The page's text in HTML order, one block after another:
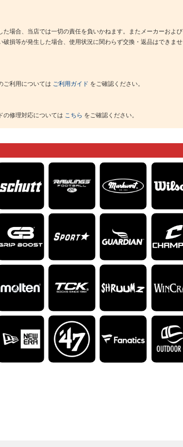
場合、当店では一切の責任を負いかねます。またメーカーおよび
損等が発生した場合、使用状況に関わらず交換・返品はできませ
ご利用については ご利用ガイド をご確認ください。
の修理対応については こちら をご確認ください。